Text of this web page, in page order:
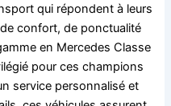
qui répondent à leurs
confort, de ponctualité
en Mercedes Classe
pour ces champions
service personnalisé et